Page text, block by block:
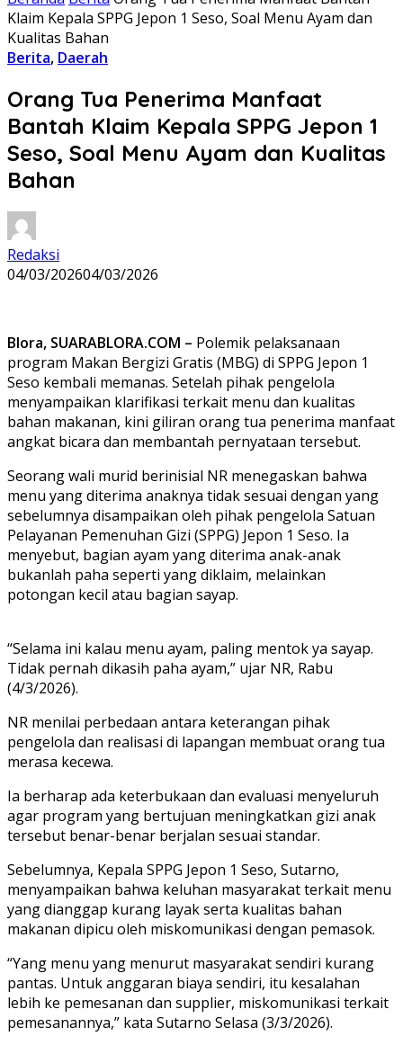
Klaim Kepala SPPG Jepon 1 Seso, Soal Menu Ayam dan
Kualitas Bahan
Berita, Daerah
Orang Tua Penerima Manfaat
Bantah Klaim Kepala SPPG Jepon 1
Seso, Soal Menu Ayam dan Kualitas
Bahan
Redaksi
04/03/202604/03/2026
Blora, SUARABLORA.COM – Polemik pelaksanaan
program Makan Bergizi Gratis (MBG) di SPPG Jepon 1
Seso kembali memanas. Setelah pihak pengelola
menyampaikan klarifikasi terkait menu dan kualitas
bahan makanan, kini giliran orang tua penerima manfaat
angkat bicara dan membantah pernyataan tersebut.
Seorang wali murid berinisial NR menegaskan bahwa
menu yang diterima anaknya tidak sesuai dengan yang
sebelumnya disampaikan oleh pihak pengelola Satuan
Pelayanan Pemenuhan Gizi (SPPG) Jepon 1 Seso. Ia
menyebut, bagian ayam yang diterima anak-anak
bukanlah paha seperti yang diklaim, melainkan
potongan kecil atau bagian sayap.
“Selama ini kalau menu ayam, paling mentok ya sayap.
Tidak pernah dikasih paha ayam,” ujar NR, Rabu
(4/3/2026).
NR menilai perbedaan antara keterangan pihak
pengelola dan realisasi di lapangan membuat orang tua
merasa kecewa.
Ia berharap ada keterbukaan dan evaluasi menyeluruh
agar program yang bertujuan meningkatkan gizi anak
tersebut benar-benar berjalan sesuai standar.
‎Sebelumnya, Kepala SPPG Jepon 1 Seso, Sutarno,
menyampaikan bahwa keluhan masyarakat terkait menu
yang dianggap kurang layak serta kualitas bahan
makanan dipicu oleh miskomunikasi dengan pemasok.
‎“Yang menu yang menurut masyarakat sendiri kurang
pantas. Untuk anggaran biaya sendiri, itu kesalahan
lebih ke pemesanan dan supplier, miskomunikasi terkait
pemesanannya,” kata Sutarno Selasa (3/3/2026).